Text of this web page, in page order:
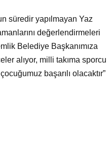
süredir yapılmayan Yaz
değerlendirmeleri
Belediye Başkanımıza
alıyor, milli takıma sporcu
başarılı olacaktır”